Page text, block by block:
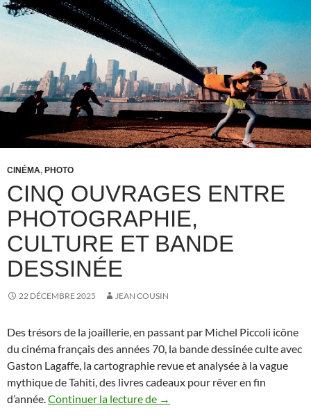
CINÉMA, PHOTO
CINQ OUVRAGES ENTRE
PHOTOGRAPHIE,
CULTURE ET BANDE
DESSINÉE
22 DÉCEMBRE 2025 JEAN COUSIN
Des trésors de la joaillerie, en passant par Michel Piccoli icône
du cinéma français des années 70, la bande dessinée culte avec
Gaston Lagaffe, la cartographie revue et analysée à la vague
mythique de Tahiti, des livres cadeaux pour rêver en fin
d’année.Continuer la lecture de Cinq ouvrages entre
→